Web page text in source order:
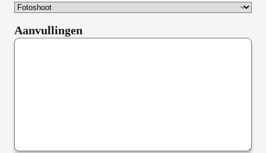
Aanvullingen